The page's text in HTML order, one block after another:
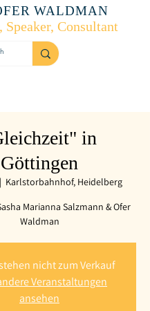
WALDMAN
Speaker, Consultant
in
Göttingen
Karlstorbahnhof, Heidelberg
Marianna Salzmann & Ofer
Waldman
nicht zum Verkauf
Veranstaltungen
ansehen